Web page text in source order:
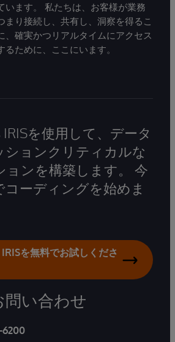
います。 私たちは、お客様が業務
まり接続し、共有し、洞察を得るこ
、確実かつリアルタイムにアクセス
ために、ここにいます。
を使用して、データ
ションクリティカルな
ョンを構築します。 今
コーディングを始めま
を無料でお試しくださ
問い合わせ
6200